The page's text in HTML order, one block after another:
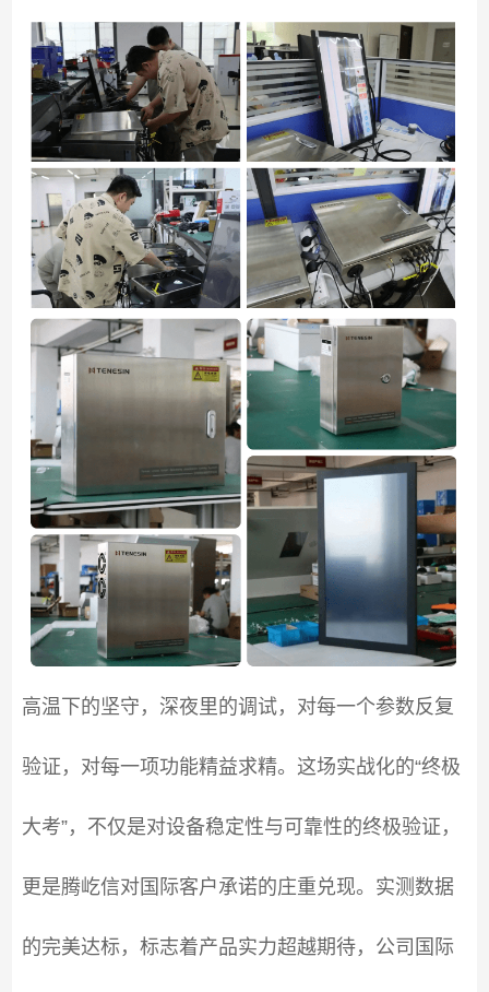
高温下的坚守，深夜里的调试，对每一个参数反复
验证，对每一项功能精益求精。这场实战化的“终极
大考”，不仅是对设备稳定性与可靠性的终极验证，
更是腾屹信对国际客户承诺的庄重兑现。实测数据
的完美达标，标志着产品实力超越期待，公司国际